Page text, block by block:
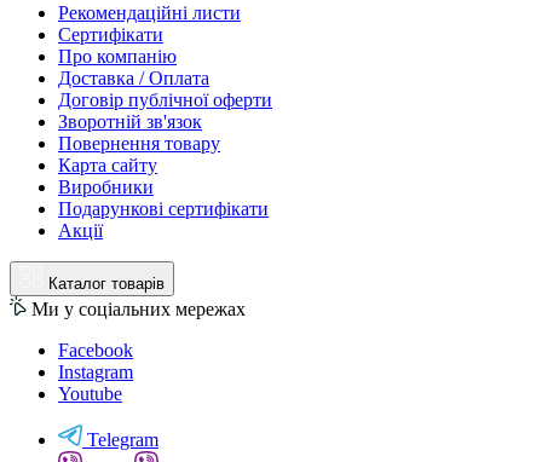
Рекомендаційні листи
Сертифікати
Про компанію
Доставка / Оплата
Договір публічної оферти
Зворотній зв'язок
Повернення товару
Карта сайту
Виробники
Подарункові сертифікати
Акції
Каталог товарів
Ми у соціальних мережах
Facebook
Instagram
Youtube
Telegram